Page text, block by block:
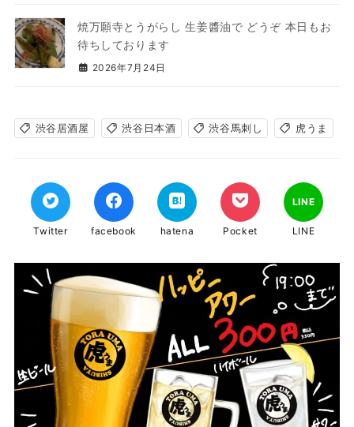
焼万願寺とうがらし 生姜醬油で どうぞ 本日もお
待ちしております
2026年7月24日
渋谷居酒屋 渋谷日本酒 渋谷馬刺し 虎うま
Twitter facebook hatena Pocket
LINE
LINE